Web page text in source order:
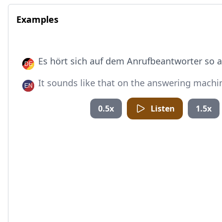
Examples
Es hört sich auf dem Anrufbeantworter so
It sounds like that on the answering
0.5x Listen 1.5x